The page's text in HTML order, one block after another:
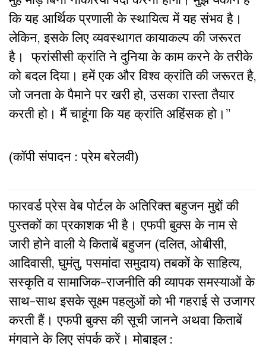
कि यह आर्थिक प्रणाली के स्थायित्व में यह संभव है।
लेकिन, इसके लिए व्यवस्थागत कायाकल्प की जरूरत
है। फ्रांसीसी क्रांति ने दुनिया के काम करने के तरीके
को बदल दिया। हमें एक और विश्व क्रांति की जरूरत है,
जो जनता के पैमाने पर खरी हो, उसका रास्ता तैयार
करती हो। मैं चाहूंगा कि यह क्रांति अहिंसक हो।”
(कॉपी संपादन : प्रेम बरेलवी)
फारवर्ड प्रेस वेब पोर्टल के अतिरिक्‍त बहुजन मुद्दों की
पुस्‍तकों का प्रकाशक भी है। एफपी बुक्‍स के नाम से
जारी होने वाली ये किताबें बहुजन (दलित, ओबीसी,
आदिवासी, घुमंतु, पसमांदा समुदाय) तबकों के साहित्‍य,
सस्‍क‍ृति व सामाजिक-राजनीति की व्‍यापक समस्‍याओं के
साथ-साथ इसके सूक्ष्म पहलुओं को भी गहराई से उजागर
करती हैं। एफपी बुक्‍स की सूची जानने अथवा किताबें
मंगवाने के लिए संपर्क करें। मोबाइल :